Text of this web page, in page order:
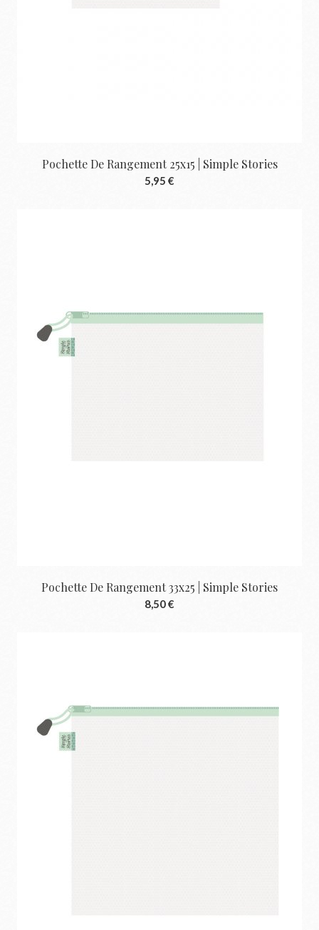
Pochette De Rangement 25x15 | Simple Stories
5,95 €
Pochette De Rangement 33x25 | Simple Stories
8,50 €